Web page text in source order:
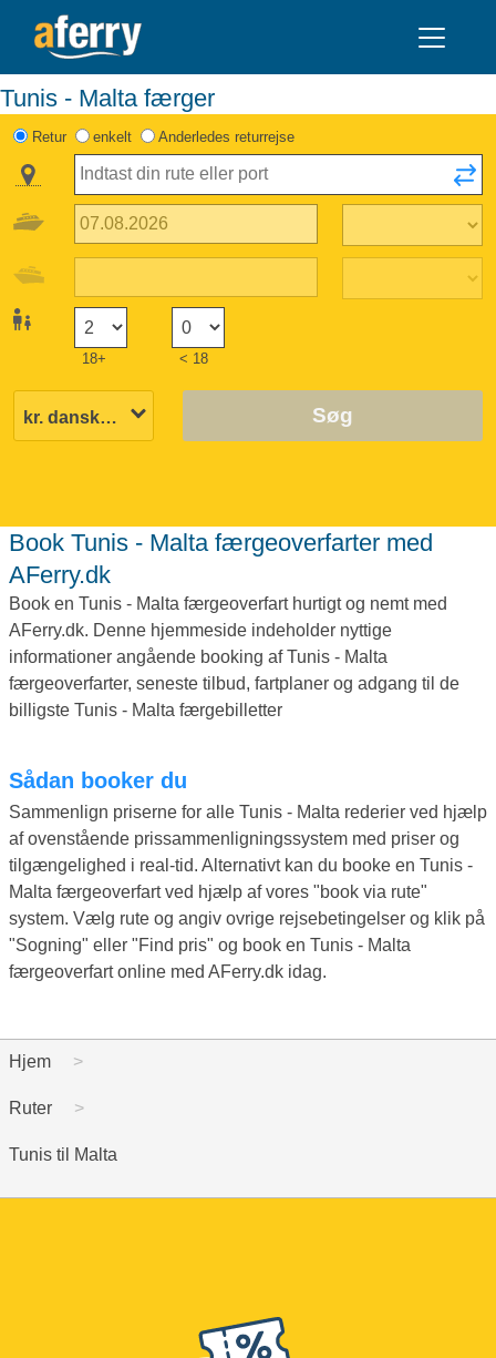
Tunis - Malta færger
Retur enkelt Anderledes returrejse
18+ < 18
Søg
Book Tunis - Malta færgeoverfarter med
AFerry.dk
Book en Tunis - Malta færgeoverfart hurtigt og nemt med
AFerry.dk. Denne hjemmeside indeholder nyttige
informationer angående booking af Tunis - Malta
færgeoverfarter, seneste tilbud, fartplaner og adgang til de
billigste Tunis - Malta færgebilletter
Sådan booker du
Sammenlign priserne for alle Tunis - Malta rederier ved hjælp
af ovenstående prissammenligningssystem med priser og
tilgængelighed i real-tid. Alternativt kan du booke en Tunis -
Malta færgeoverfart ved hjælp af vores "book via rute"
system. Vælg rute og angiv ovrige rejsebetingelser og klik på
"Sogning" eller "Find pris" og book en Tunis - Malta
færgeoverfart online med AFerry.dk idag.
Hjem
Ruter
Tunis til Malta